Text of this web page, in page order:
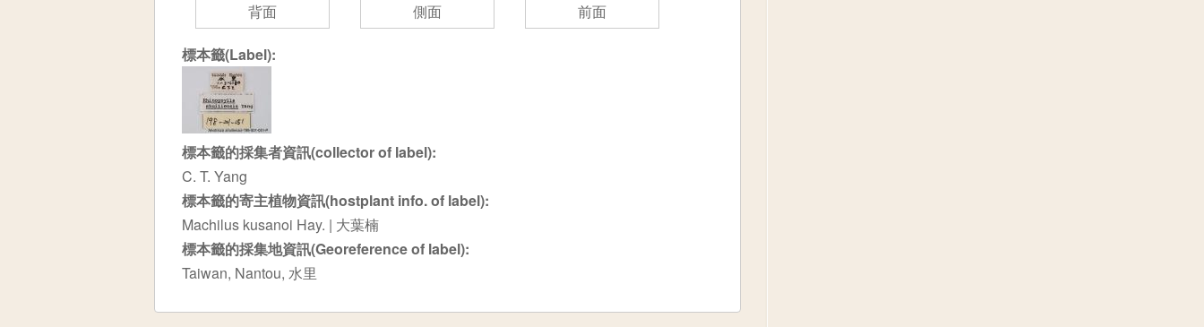
背面
側面
前面
標本籤(Label):
標本籤的採集者資訊(collector of label):
C. T. Yang
標本籤的寄主植物資訊(hostplant info. of label):
Machilus kusanoi Hay. | 大葉楠
標本籤的採集地資訊(Georeference of label):
Taiwan, Nantou, 水里